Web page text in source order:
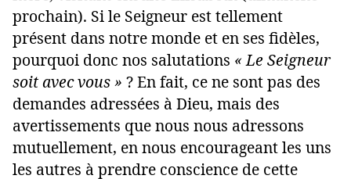
prochain). Si le Seigneur est tellement
présent dans notre monde et en ses fidèles,
pourquoi donc nos salutations « Le Seigneur
soit avec vous » ? En fait, ce ne sont pas des
demandes adressées à Dieu, mais des
avertissements que nous nous adressons
mutuellement, en nous encourageant les uns
les autres à prendre conscience de cette